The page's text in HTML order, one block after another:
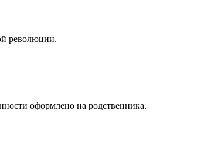
революции.
оформлено на родственника.